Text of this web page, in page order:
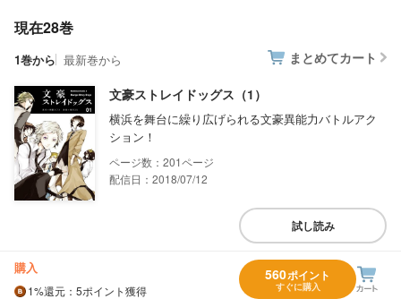
現在28巻
1巻から 最新巻から まとめてカート
文豪ストレイドッグス（1）
横浜を舞台に繰り広げられる文豪異能力バトルアク
ション！
201
配信日：2018/07/12
試し読み
購入
1%還元 ：5ポイント獲得
560ポイント
すぐに購入